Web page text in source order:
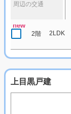
周辺の交通
new
2階 2LDK
上目黒戸建